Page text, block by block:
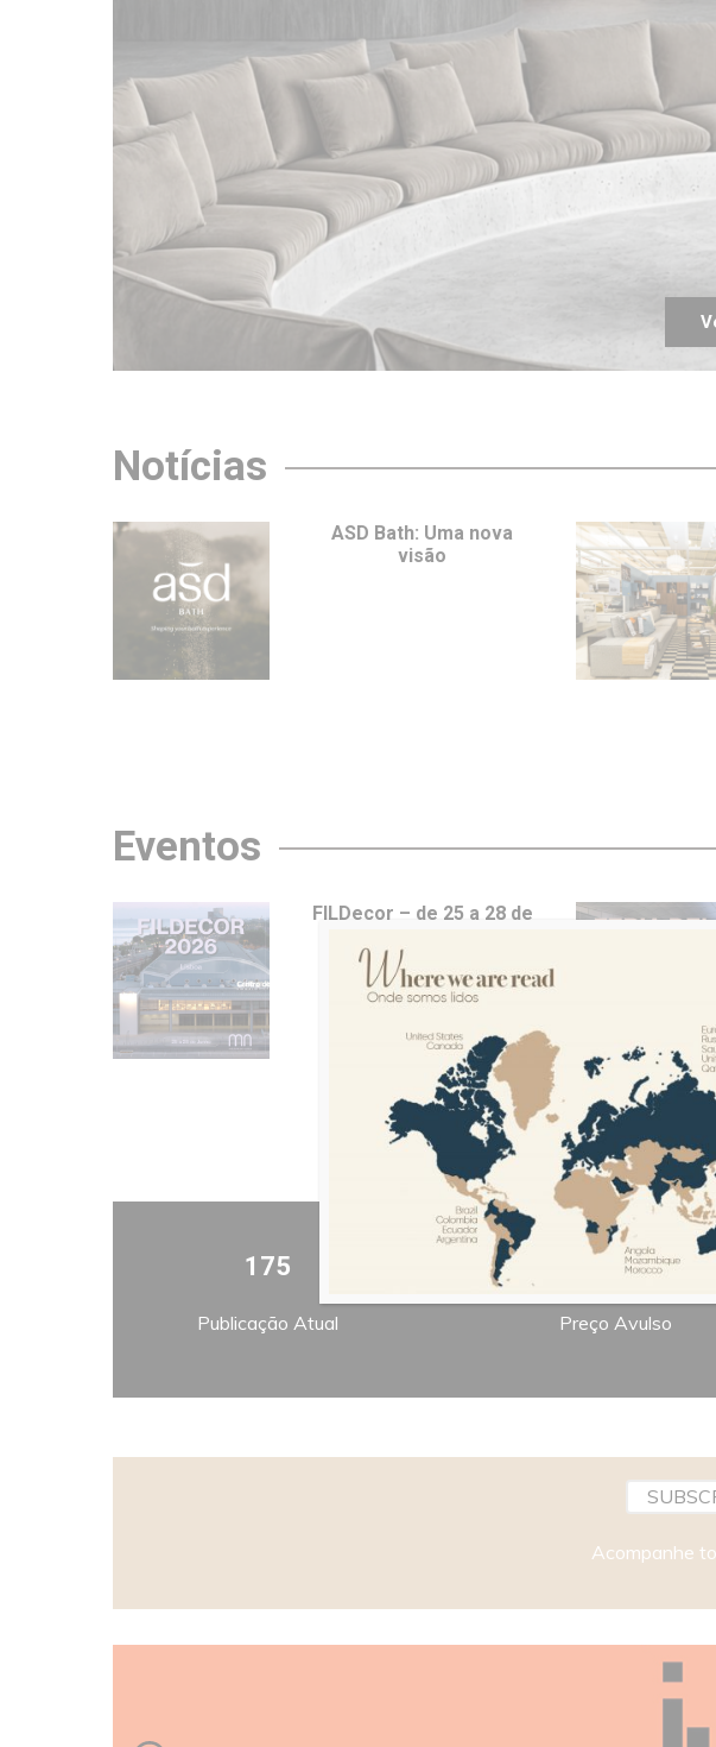
Notícias
ASD Bath: Uma nova
visão
Eventos
FILDecor – de 25 a 28 de
175
Publicação Atual
7,00€
Preço Avulso
Acompanhe